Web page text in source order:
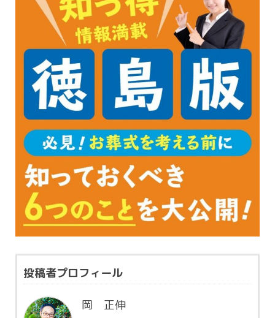
投稿者プロフィール
岡 正伸